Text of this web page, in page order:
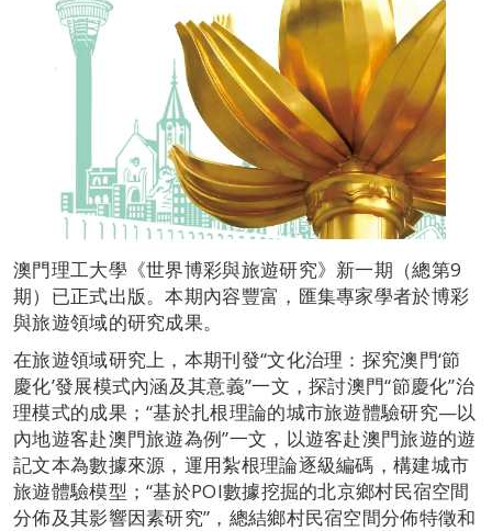
澳門理工大學《世界博彩與旅遊研究》新一期（總第9
期）已正式出版。本期內容豐富，匯集專家學者於博彩
與旅遊領域的研究成果。
在旅遊領域研究上，本期刊發“文化治理：探究澳門‘節
慶化’發展模式內涵及其意義”一文，探討澳門“節慶化”治
理模式的成果；“基於扎根理論的城市旅遊體驗研究—以
內地遊客赴澳門旅遊為例”一文，以遊客赴澳門旅遊的遊
記文本為數據來源，運用紮根理論逐級編碼，構建城市
旅遊體驗模型；“基於POI數據挖掘的北京鄉村民宿空間
分佈及其影響因素研究”，總結鄉村民宿空間分佈特徵和